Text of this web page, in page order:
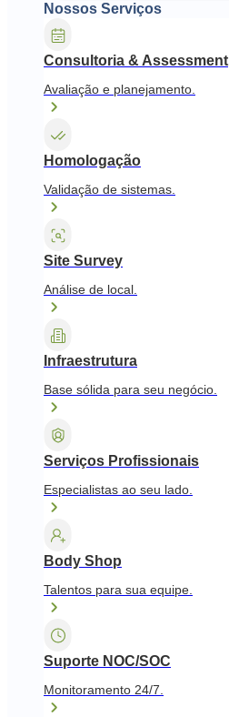
Nossos Serviços
Consultoria & Assessment
Avaliação e planejamento.
Homologação
Validação de sistemas.
Site Survey
Análise de local.
Infraestrutura
Base sólida para seu negócio.
Serviços Profissionais
Especialistas ao seu lado.
Body Shop
Talentos para sua equipe.
Suporte NOC/SOC
Monitoramento 24/7.